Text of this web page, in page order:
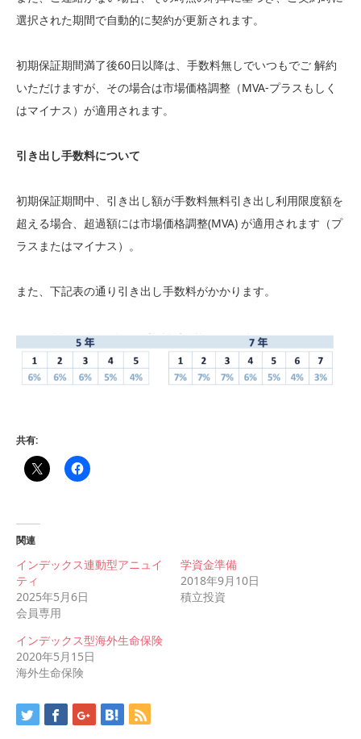
選択された期間で自動的に契約が更新されます。
初期保証期間満了後60日以降は、手数料無しでいつもでご 解約
いただけますが、その場合は市場価格調整（MVA-プラスもしく
はマイナス）が適用されます。
引き出し手数料について
初期保証期間中、引き出し額が手数料無料引き出し利用限度額を
超える場合、超過額には市場価格調整(MVA) が適用されます（プ
ラスまたはマイナス）。
また、下記表の通り引き出し手数料がかかります。
共有:
関連
インデックス連動型アニュイ
ティ
2025年5月6日
会員専用
学資金準備
2018年9月10日
積立投資
インデックス型海外生命保険
2020年5月15日
海外生命保険